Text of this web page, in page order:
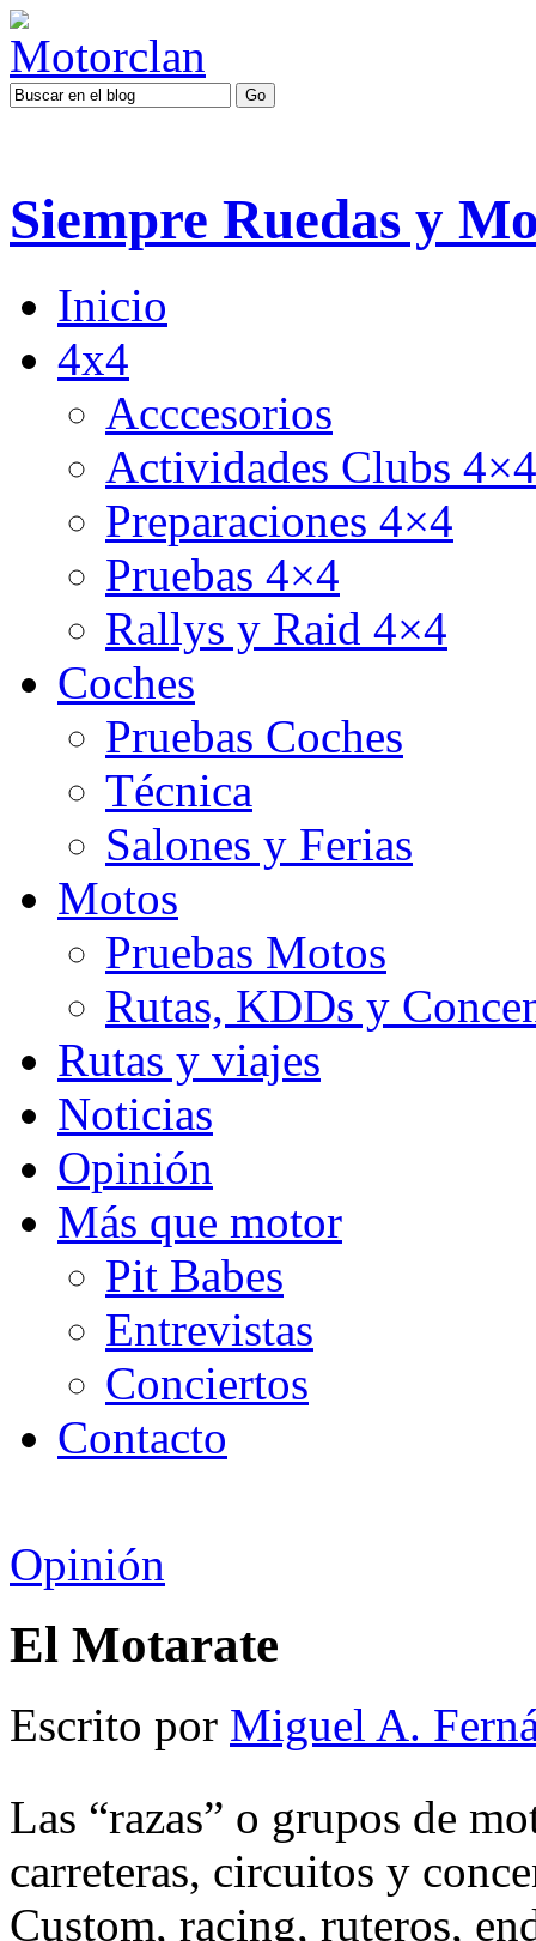
Siempre Ruedas y
Inicio
4x4
Acccesorios
Actividades Clubs 4×4
Preparaciones 4×4
Pruebas 4×4
Rallys y Raid 4×4
Coches
Pruebas Coches
Técnica
Salones y Ferias
Motos
Pruebas Motos
Rutas, KDDs y
Rutas y viajes
Noticias
Opinión
Más que motor
Pit Babes
Entrevistas
Conciertos
Contacto
Opinión
El Motarate
Escrito por Miguel A.
Las “razas” o grupos de
carreteras, circuitos y
Custom, racing, ruteros,